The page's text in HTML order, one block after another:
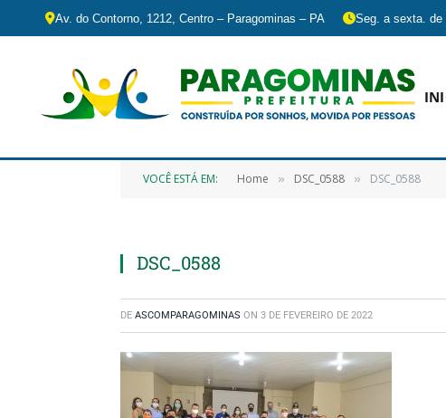
Av. do Contorno, 1212, Centro – Paragominas – PA Seg. a sexta. de
VOCÊ ESTÁ EM: Home » DSC_0588 » DSC_0588
DSC_0588
DE ASCOMPARAGOMINAS ON 3 DE FEVEREIRO DE 2022